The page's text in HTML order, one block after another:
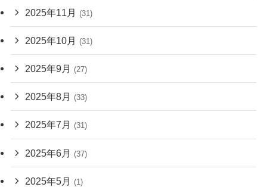
2025年11月 (31)
2025年10月 (31)
2025年9月 (27)
2025年8月 (33)
2025年7月 (31)
2025年6月 (37)
2025年5月 (1)